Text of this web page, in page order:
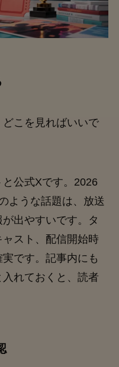
こを見ればいいで
公式Xです。2026
ような話題は、放送
出やすいです。タ
スト、配信開始時
です。記事内にも
入れておくと、読者